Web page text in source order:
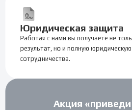
Юридическая защита
Работая с нами вы получаете не
результат, но и полную юридическую
сотрудничества.
Акция